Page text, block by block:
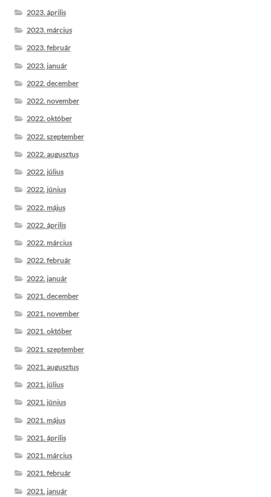
2023. április
2023. március
2023. február
2023. január
2022. december
2022. november
2022. október
2022. szeptember
2022. augusztus
2022. július
2022. június
2022. május
2022. április
2022. március
2022. február
2022. január
2021. december
2021. november
2021. október
2021. szeptember
2021. augusztus
2021. július
2021. június
2021. május
2021. április
2021. március
2021. február
2021. január